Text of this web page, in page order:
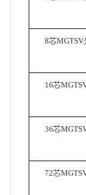
8芯MGTSV
16芯
36芯
72芯